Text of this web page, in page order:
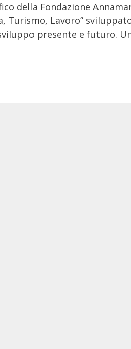
della Fondazione
Turismo, Lavoro”
presente e futuro.